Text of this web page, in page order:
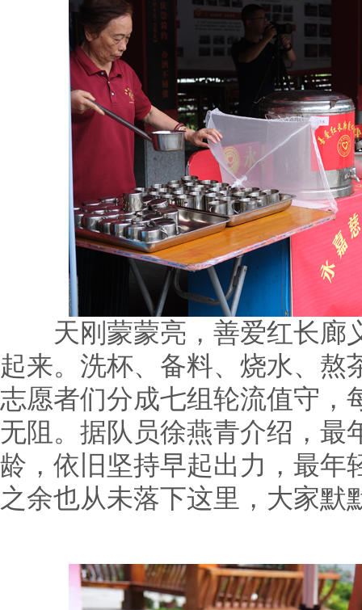
天刚蒙蒙亮，善爱红长廊
起来。洗杯、备料、烧水、熬
志愿者们分成七组轮流值守，
无阻。据队员徐燕青介绍，最
龄，依旧坚持早起出力，最年
之余也从未落下这里，大家默